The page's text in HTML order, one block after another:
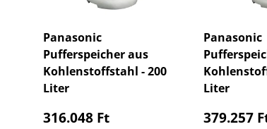
Panasonic
Pufferspeicher aus
Kohlenstoffstahl - 200
Liter
Normaler Preis
316.048 Ft
Panasonic
Liter
Normaler
379.257